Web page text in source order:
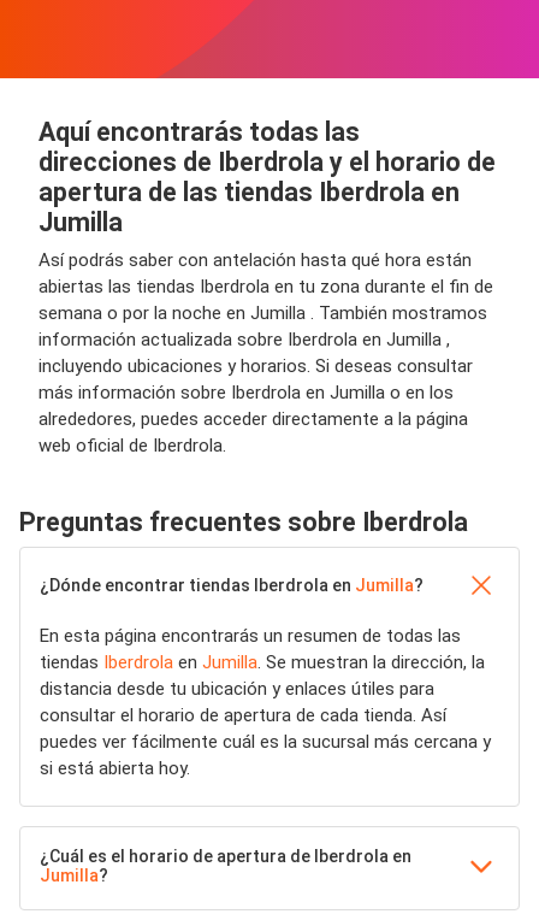
Aquí encontrarás todas las
direcciones de Iberdrola y el horario de
apertura de las tiendas Iberdrola en
Jumilla
Así podrás saber con antelación hasta qué hora están
abiertas las tiendas Iberdrola en tu zona durante el fin de
semana o por la noche en Jumilla . También mostramos
información actualizada sobre Iberdrola en Jumilla ,
incluyendo ubicaciones y horarios. Si deseas consultar
más información sobre Iberdrola en Jumilla o en los
alrededores, puedes acceder directamente a la página
web oficial de Iberdrola.
Preguntas frecuentes sobre Iberdrola
¿Dónde encontrar tiendas Iberdrola en Jumilla?
En esta página encontrarás un resumen de todas las
tiendas Iberdrola en Jumilla. Se muestran la dirección, la
distancia desde tu ubicación y enlaces útiles para
consultar el horario de apertura de cada tienda. Así
puedes ver fácilmente cuál es la sucursal más cercana y
si está abierta hoy.
¿Cuál es el horario de apertura de Iberdrola en
Jumilla?